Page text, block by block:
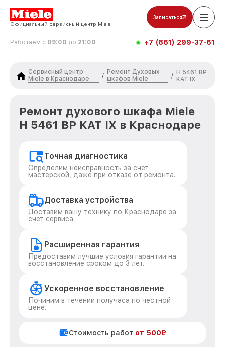
Официальный сервисный центр Miele
Записаться
Работаем с 09:00 до 21:00 +7 (861) 299-37-61
Сервисный центр
Miele в Краснодаре
/
Ремонт Духовых
шкафов Miele
/ H 5461 BP
KAT IX
Ремонт духового шкафа Miele
H 5461 BP KAT IX в Краснодаре
Точная диагностика
Определим неисправность за счет
мастерской, даже при отказе от ремонта.
Доставка устройства
Доставим вашу технику по Краснодаре за
счет сервиса.
Расширенная гарантия
Предоставим лучшие условия гарантии на
восстановление сроком до 3 лет.
Ускоренное восстановление
Починим в течении получаса по честной
цене.
Стоимость работ от 500₽